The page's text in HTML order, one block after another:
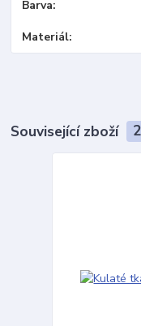
Barva
Materiál
Související zboží 2